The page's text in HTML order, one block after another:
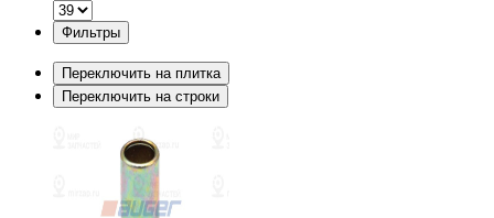
Фильтры
Переключить на плитка
Переключить на строки